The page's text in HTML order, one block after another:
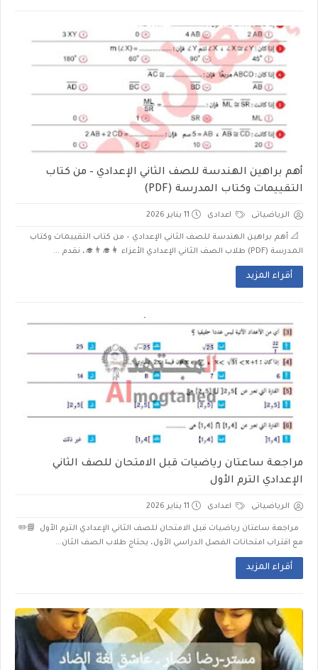
أهم براهين الهندسة للصف الثاني الإعدادي – من كتاب
التقييمات وكتاب المدرسة (PDF)
الرياضياتى اعدادى 11 يناير 2026
📐 أهم براهين الهندسة للصف الثاني الإعدادي – من كتاب التقييمات وكتاب
المدرسة (PDF) طلاب الصف الثاني الإعدادي الأعزاء 👩‍🎓👨‍🎓، نقدم ...
أقراء المزيد
مراجعة ساعتان رياضيات قبل الامتحان للصف الثاني
الإعدادي الترم الأول
الرياضياتى اعدادى 11 يناير 2026
مراجعة ساعتان رياضيات قبل الامتحان للصف الثاني الإعدادي الترم الأول 📘✏️
مع اقتراب امتحانات الفصل الدراسي الأول، يحتاج طلاب الصف الثان...
أقراء المزيد